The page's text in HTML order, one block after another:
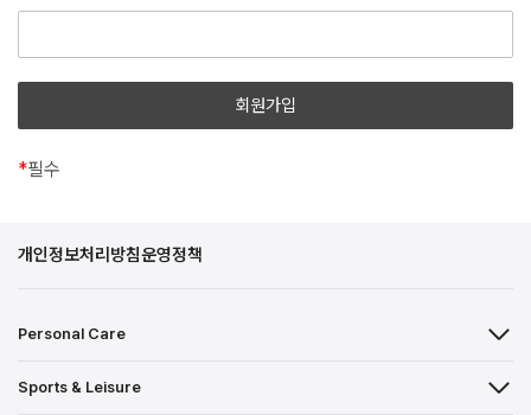
*필수
개인정보처리방침운영정책
Personal Care
Sports & Leisure